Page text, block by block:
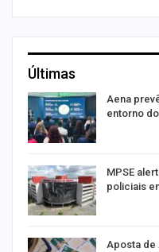
Últimas
Aena
entorno
MPSE
policiais
Aposta de